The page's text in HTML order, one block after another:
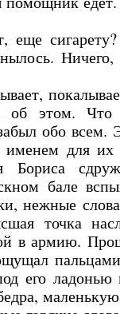
об этом.
обо всем.
для их
Бориса
бале
нежные
точка
в армию.
его